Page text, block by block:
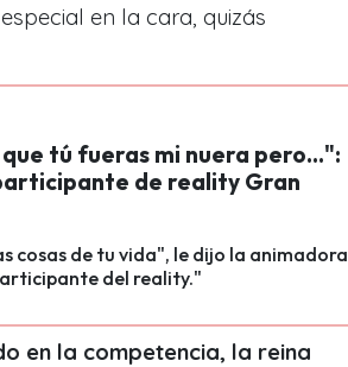
en la cara, quizás
tú fueras mi nuera pero...":
de reality Gran
cosas de tu vida", le dijo la animadora
del reality."
en la competencia, la reina